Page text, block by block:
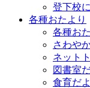
登下校
各種おたより
各種お
さわや
ネット
図書室
食育だ